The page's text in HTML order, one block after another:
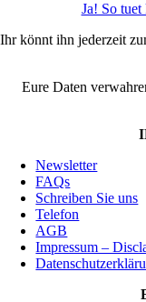
Ja! So
Ihr könnt ihn jederzeit
Eure Daten
Newsletter
FAQs
Schreiben Sie uns
Telefon
AGB
Impressum –